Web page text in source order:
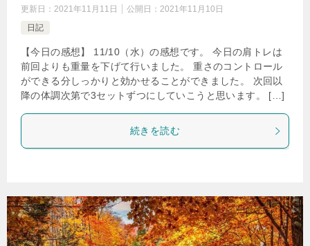
更新日： 2021年11月11日 公開日： 2021年11月10日
日記
【今日の感想】 11/10（水）の感想です。 今日の肩トレは
前回よりも重量を下げて行いました。 重さのコントロール
ができる分しっかりと効かせることができました。 次回以
降の体調次第で3セットずつにしていこうと思います。 […]
続きを読む